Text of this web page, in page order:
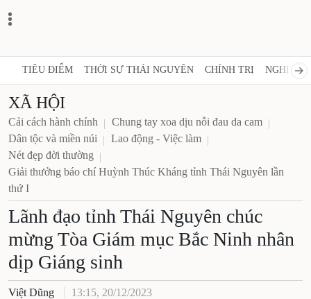
TIÊU ĐIỂM THỜI SỰ THÁI NGUYÊN CHÍNH TRỊ NGHỊ
XÃ HỘI
Cải cách hành chính
Chung tay xoa dịu nỗi đau da cam
Dân tộc và miền núi
Lao động - Việc làm
Nét đẹp đời thường
Giải thưởng báo chí Huỳnh Thúc Kháng tỉnh Thái Nguyên lần
thứ I
Lãnh đạo tỉnh Thái Nguyên chúc
mừng Tòa Giám mục Bắc Ninh nhân
dịp Giáng sinh
Việt Dũng 13:15, 20/12/2023